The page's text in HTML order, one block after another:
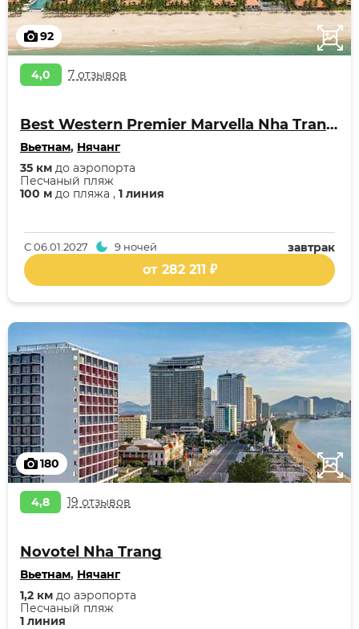
92
4,0 7 отзывов
Best Western Premier Marvella Nha Trang Hotel
Вьетнам, Нячанг
100 м до пляжа , 1 линия
Песчаный пляж
35 км до аэропорта
завтрак
С06.01.2027 9 ночей
от 282 211 ₽
180
4,8 19 отзывов
Novotel Nha Trang
Вьетнам, Нячанг
1 линия
Песчаный пляж
1,2 км до аэропорта